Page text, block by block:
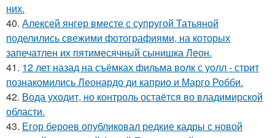
них.
40. Алексей янгер вместе с супругой Татьяной
поделились свежими фотографиями, на которых
запечатлен их пятимесячный сынишка Леон.
41. 12 лет назад на съёмках фильма волк с уолл - стрит
познакомились Леонардо ди каприо и Марго Робби.
42. Вода уходит, но контроль остаётся во владимирской
области.
43. Егор бероев опубликовал редкие кадры с новой